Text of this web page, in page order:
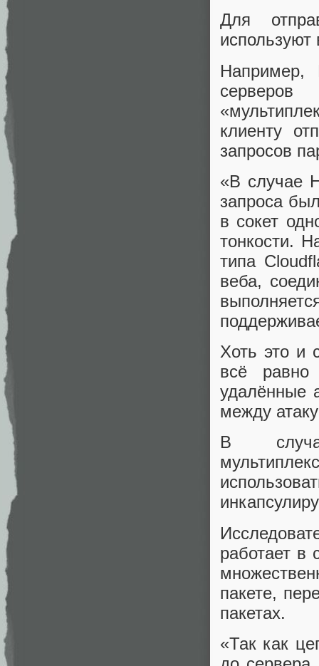
Для
используют
Например,
клиенту
запросов
«В случае
запроса
в сокет
тонкости.
типа
веба,
Хоть это и
всё равно
удалённые
между
В
работает в
пакете,
пакетах.
«Так как